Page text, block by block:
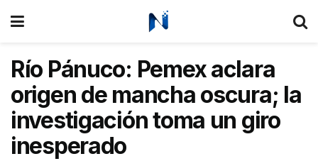
Río Pánuco: Pemex aclara
origen de mancha oscura; la
investigación toma un giro
inesperado